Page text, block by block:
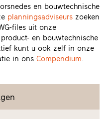
en bouwtechnische
planningsadviseurs zoeken
files uit onze
en bouwtechnische
kunt u ook zelf in onze
in ons Compendium.